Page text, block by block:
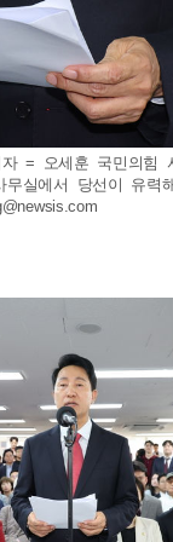
= 오세훈 국민의힘
무실에서 당선이 유력